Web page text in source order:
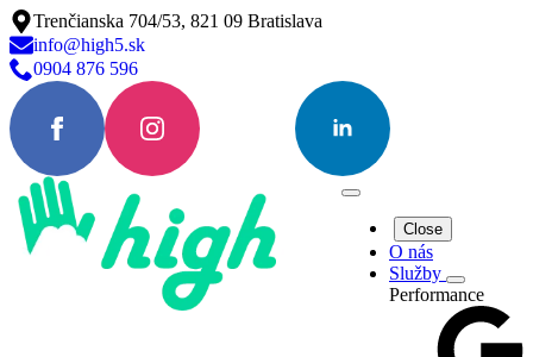
Trenčianska 704/53, 821 09 Bratislava
info@high5.sk
0904 876 596
Close
O nás
Služby
Performance